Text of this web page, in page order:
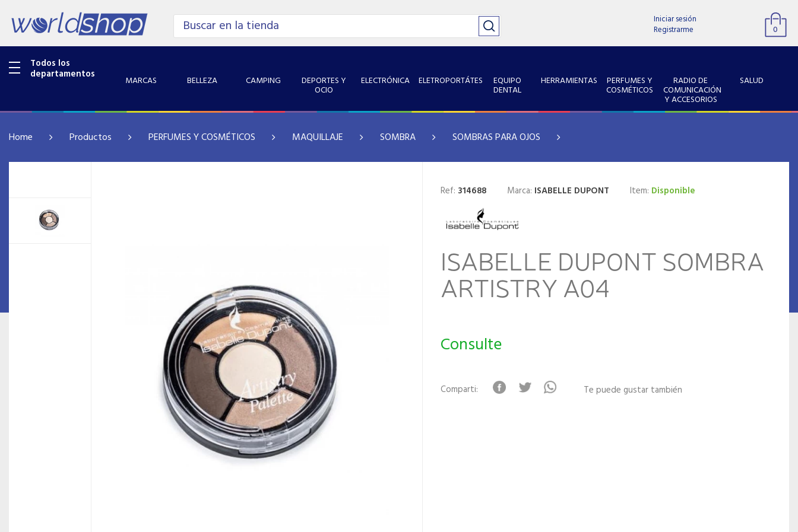
Iniciar sesión
Registrarme
0
Todos los
departamentos MARCAS BELLEZA CAMPING DEPORTES Y
OCIO
ELECTRÓNICA ELETROPORTÁTES EQUIPO
DENTAL
HERRAMIENTAS PERFUMES Y
COSMÉTICOS
RADIO DE
COMUNICACIÓN
Y ACCESORIOS
SALUD
Home Productos PERFUMES Y COSMÉTICOS MAQUILLAJE SOMBRA SOMBRAS PARA OJOS
Ref: 314688 Marca: ISABELLE DUPONT Item: Disponible
ISABELLE DUPONT SOMBRA
ARTISTRY A04
Consulte
Comparti: Te puede gustar también